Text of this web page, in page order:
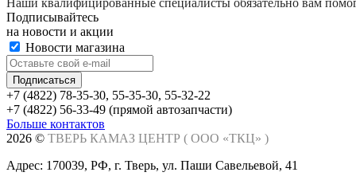
Подписывайтесь
на новости и акции
Новости магазина
+7 (4822) 78-35-30, 55-35-30, 55-32-22
+7 (4822) 56-33-49 (прямой автозапчасти)
Больше контактов
2026 © ТВЕРЬ КАМАЗ ЦЕНТР ( ООО «ТКЦ» )
Адрес: 170039, РФ, г. Тверь, ул. Паши Савельевой, 41